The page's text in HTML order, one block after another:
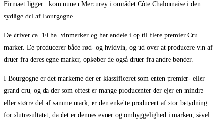
Firmaet ligger i kommunen Mercurey i området Côte Chalonnaise i den
sydlige del af Bourgogne.
De driver ca. 10 ha. vinmarker og har andele i op til flere premier Cru
marker. De producerer både rød- og hvidvin, og ud over at producere vin af
druer fra deres egne marker, opkøber de også druer fra andre bønder.
I Bourgogne er det markerne der er klassificeret som enten premier- eller
grand cru, og da der som oftest er mange producenter der ejer en mindre
eller større del af samme mark, er den enkelte producent af stor betydning
for slutresultatet, da det er dennes evner og omhyggelighed i marken, såvel